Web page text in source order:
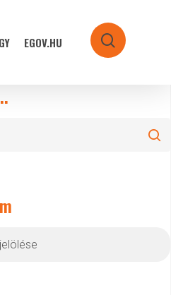
EGOV.HU search